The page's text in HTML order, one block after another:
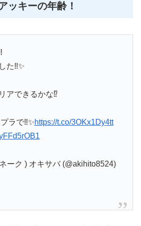
ッキーの年齢！
た‼️✨
アできるかな⁉️
ラで‼️✨https://t.co/3OKx1Dy4tt
ーク ) オキサバ (@akihito8524)